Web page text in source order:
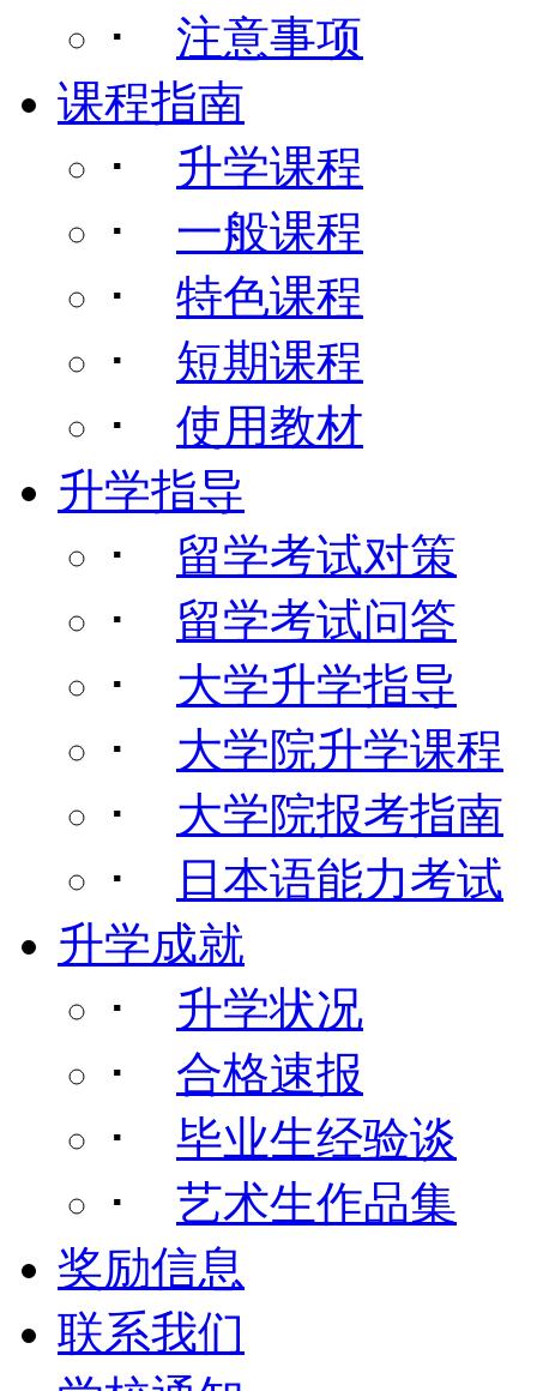
･ 注意事项
课程指南
･ 升学课程
･ 一般课程
･ 特色课程
･ 短期课程
･ 使用教材
升学指导
･ 留学考试对策
･ 留学考试问答
･ 大学升学指导
･ 大学院升学课程
･ 大学院报考指南
･
日本语能力考试
升学成就
･ 升学状况
･ 合格速报
･ 毕业生经验谈
･ 艺术生作品集
奖励信息
联系我们